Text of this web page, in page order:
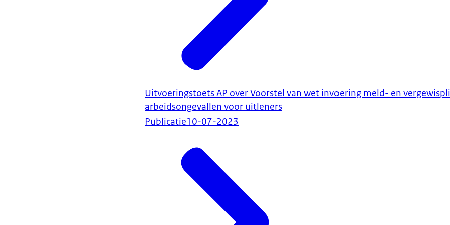
Uitvoeringstoets AP over Voorstel van wet invoering meld- en
arbeidsongevallen voor uitleners
Publicatie10-07-2023